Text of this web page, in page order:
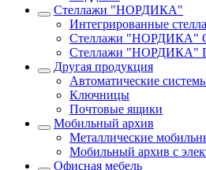
Стеллажи "НОРДИКА"
Интегрированные
Стеллажи "НОРДИКА"
Стеллажи "НОРДИКА"
Другая продукция
Автоматические
Ключницы
Почтовые ящики
Мобильный архив
Металлические
Мобильный архив с
Офисная мебель